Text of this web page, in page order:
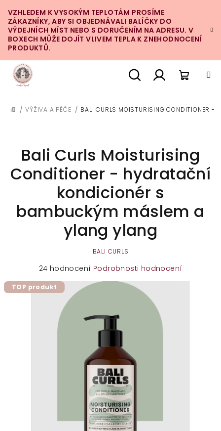
na
obsah
VZHLEDEM K VYSOKÝM TEPLOTÁM PROSÍME
ZÁKAZNÍKY, ABY SI OBJEDNÁVALI BALÍČKY DO
VÝDEJNÍCH MÍST NEBO S DORUČENÍM NA ADRESU. V
BOXECH MŮŽE DOJÍT VLIVEM TEPLA K ZNEHODNOCENÍ
PRODUKTŮ.
DOMŮ
/ VÝŽIVA A PÉČE / BALI CURLS MOISTURISING CONDITIONER -
Bali Curls Moisturising
Conditioner - hydratační
kondicionér s
bambuckým máslem a
ylang ylang
BALI CURLS
Průměrné
produktu
24 hodnocení Podrobnosti hodnocení
TOP produkt